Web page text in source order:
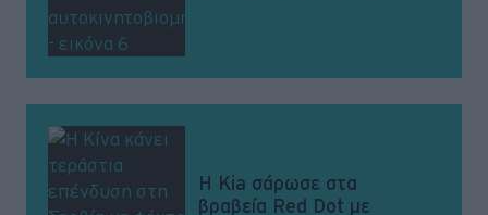
Η Kia σάρωσε στα
βραβεία Red Dot με